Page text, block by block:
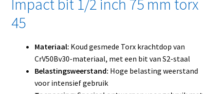
Impact bit 1/2 inch 75 mm torx
45
Materiaal: Koud gesmede Torx krachtdop van
CrV50Bv30-materiaal, met een bit van S2-staal
Belastingsweerstand: Hoge belasting weerstand
voor intensief gebruik